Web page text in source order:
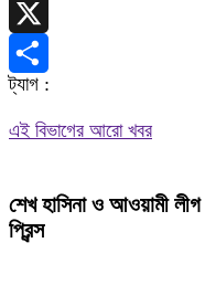
Telegram
X
Share
ট্যাগ :
এই বিভাগের আরো খবর
শেখ হাসিনা ও আওয়ামী
প্রিন্স